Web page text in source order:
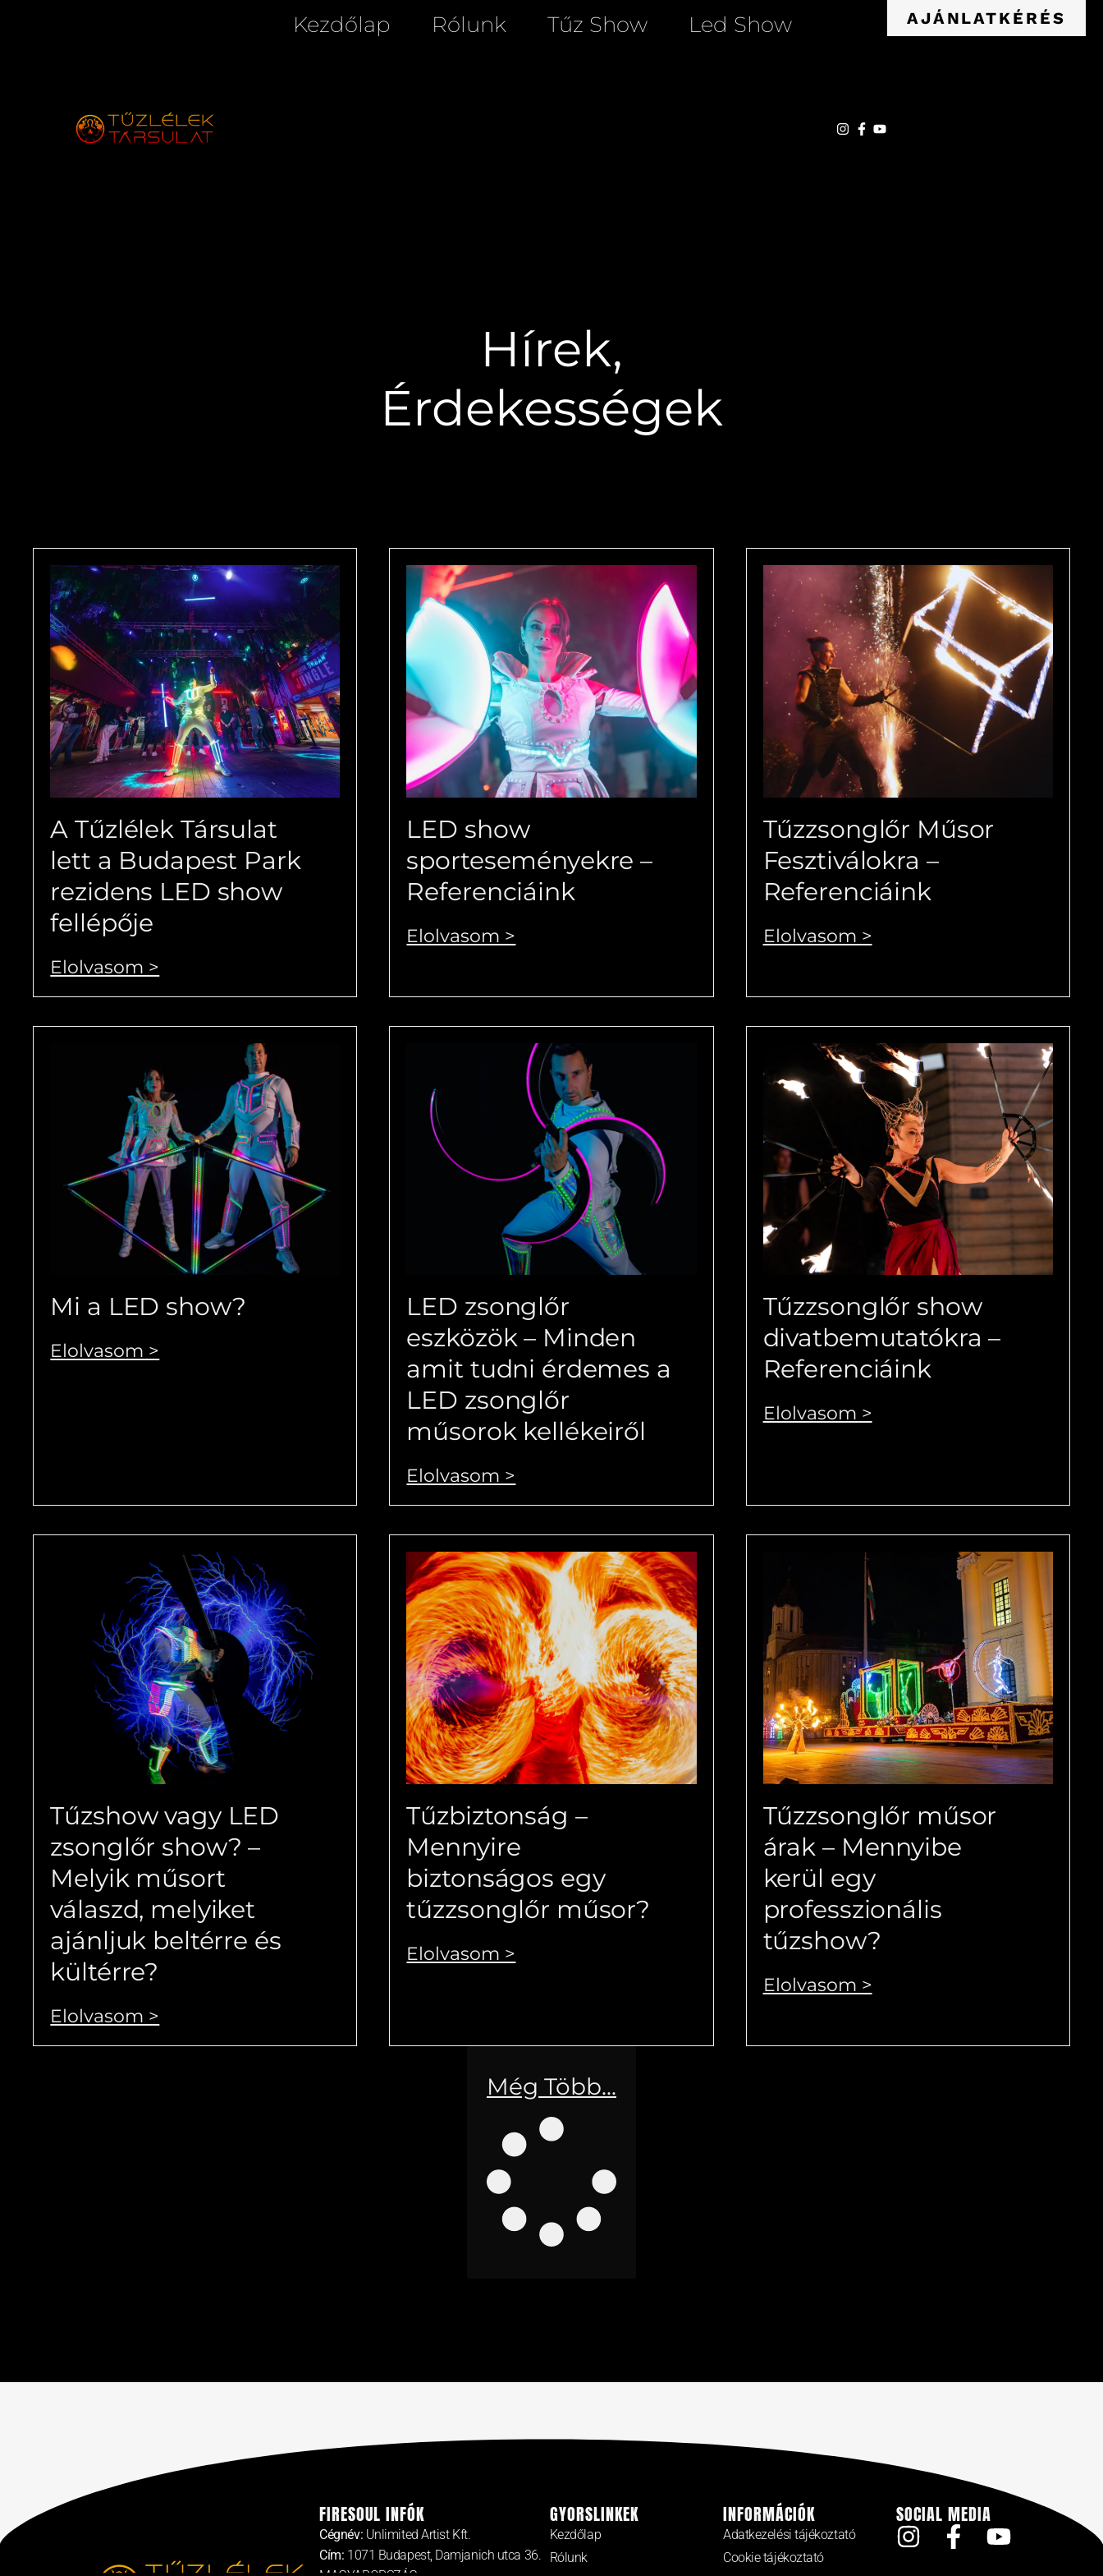
Kezdőlap Rólunk Tűz Show Led Show AJÁNLATKÉRÉS
Hírek,
Érdekességek
A Tűzlélek Társulat
lett a Budapest Park
rezidens LED show
fellépője
Elolvasom >
LED show
sporteseményekre –
Referenciáink
Elolvasom >
Tűzzsonglőr Műsor
Fesztiválokra –
Referenciáink
Elolvasom >
Mi a LED show?
Elolvasom >
LED zsonglőr
eszközök – Minden
amit tudni érdemes a
LED zsonglőr
műsorok kellékeiről
Elolvasom >
Tűzzsonglőr show
divatbemutatókra –
Referenciáink
Elolvasom >
Tűzshow vagy LED
zsonglőr show? –
Melyik műsort
válaszd, melyiket
ajánljuk beltérre és
kültérre?
Elolvasom >
Tűzbiztonság –
Mennyire
biztonságos egy
tűzzsonglőr műsor?
Elolvasom >
Tűzzsonglőr műsor
árak – Mennyibe
kerül egy
professzionális
tűzshow?
Elolvasom >
Még Több...
FIRESOUL INFÓK
Cégnév: Unlimited Artist Kft.
Cím: 1071 Budapest, Damjanich utca 36.
GYORSLINKEK
Kezdőlap
Rólunk
INFORMÁCIÓK
Adatkezelési tájékoztató
Cookie tájékoztató
SOCIAL MEDIA